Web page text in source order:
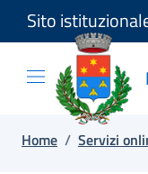
Salta e vai al
Salta e vai al
Sito
Home / Servizi